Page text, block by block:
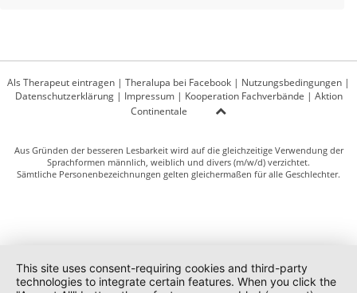
Als Therapeut eintragen | Theralupa bei Facebook | Nutzungsbedingungen |
Datenschutzerklärung| Impressum| Kooperation Fachverbände | Aktion
Continentale
Aus Gründen der besseren Lesbarkeit wird auf die gleichzeitige Verwendung der
Sprachformen männlich, weiblich und divers (m/w/d) verzichtet.
Sämtliche Personenbezeichnungen gelten gleichermaßen für alle Geschlechter.
This site uses consent-requiring cookies and third-party
technologies to integrate certain features. When you click the